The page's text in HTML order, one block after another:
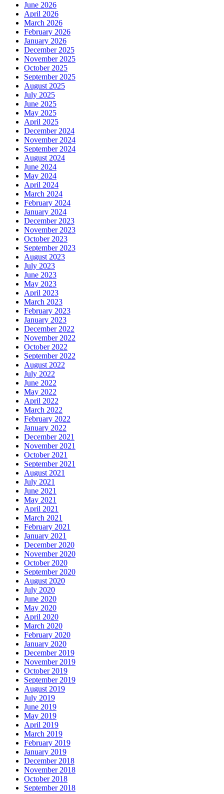
June 2026
April 2026
March 2026
February 2026
January 2026
December 2025
November 2025
October 2025
September 2025
August 2025
July 2025
June 2025
May 2025
April 2025
December 2024
November 2024
September 2024
August 2024
June 2024
May 2024
April 2024
March 2024
February 2024
January 2024
December 2023
November 2023
October 2023
September 2023
August 2023
July 2023
June 2023
May 2023
April 2023
March 2023
February 2023
January 2023
December 2022
November 2022
October 2022
September 2022
August 2022
July 2022
June 2022
May 2022
April 2022
March 2022
February 2022
January 2022
December 2021
November 2021
October 2021
September 2021
August 2021
July 2021
June 2021
May 2021
April 2021
March 2021
February 2021
January 2021
December 2020
November 2020
October 2020
September 2020
August 2020
July 2020
June 2020
May 2020
April 2020
March 2020
February 2020
January 2020
December 2019
November 2019
October 2019
September 2019
August 2019
July 2019
June 2019
May 2019
April 2019
March 2019
February 2019
January 2019
December 2018
November 2018
October 2018
September 2018